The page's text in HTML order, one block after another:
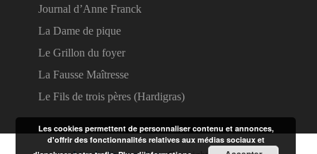
Journal d’Anne Franck
La Dame de pique
Le Grillon du foyer
La Fausse Maîtresse
Le Fils de trois pères (Hardigras)
Les cookies permettent de personnaliser contenu et annonces,
d'offrir des fonctionnalités relatives aux médias sociaux et